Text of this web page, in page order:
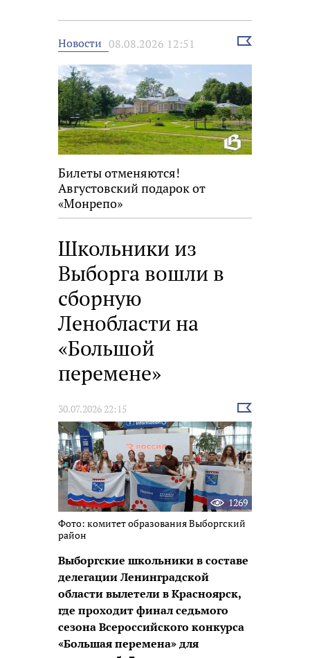
Новости 08.08.2026 12:51
Выбрать
Билеты отменяются!
Августовский подарок от
«Монрепо»
Школьники из
Выборга вошли в
сборную
Ленобласти на
«Большой
перемене»
30.07.2026 22:15
Выбрать
новость
1269
Фото: комитет образования Выборгский
район
Выборгские школьники в составе
делегации Ленинградской
области вылетели в Красноярск,
где проходит финал седьмого
сезона Всероссийского конкурса
«Большая перемена» для